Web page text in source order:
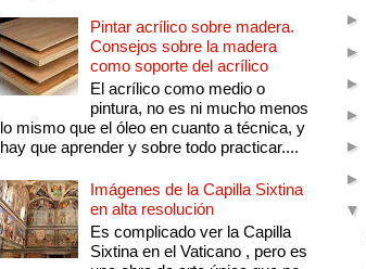
Pintar acrílico sobre madera.
Consejos sobre la madera
como soporte del acrílico
El acrílico como medio o
pintura, no es ni mucho menos
lo mismo que el óleo en cuanto a técnica, y
hay que aprender y sobre todo practicar....
Imágenes de la Capilla Sixtina
en alta resolución
Es complicado ver la Capilla
Sixtina en el Vaticano , pero es
►
►
►
►
►
►
▼